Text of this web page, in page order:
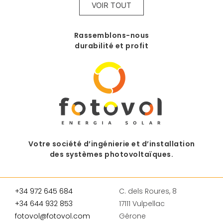
VOIR TOUT
Rassemblons-nous
durabilité et profit
Votre société d’ingénierie et d’installation
des systèmes photovoltaïques.
+34 972 645 684
+34 644 932 853
fotovol@fotovol.com
C. dels Roures, 8
17111 Vulpellac
Gérone